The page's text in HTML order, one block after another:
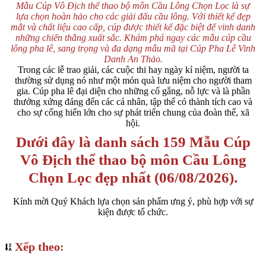
Mẫu Cúp Vô Địch thể thao bộ môn Cầu Lông Chọn Lọc là sự
lựa chọn hoàn hảo cho các giải đấu cầu lông. Với thiết kế đẹp
mắt và chất liệu cao cấp, cúp được thiết kế đặc biệt để vinh danh
những chiến thắng xuất sắc. Khám phá ngay các mẫu cúp cầu
lông pha lê, sang trọng và đa dạng mẫu mã tại Cúp Pha Lê Vinh
Danh An Thảo.
Trong các lễ trao giải, các cuộc thi hay ngày kỉ niệm, người ta
thường sử dụng nó như một món quà lưu niệm cho người tham
gia. Cúp pha lê đại diện cho những cố gắng, nỗ lực và là phần
thưởng xứng đáng đến các cá nhân, tập thể có thành tích cao và
cho sự cống hiến lớn cho sự phát triển chung của đoàn thể, xã
hội.
Dưới đây là danh sách 159 Mẫu Cúp
Vô Địch thể thao bộ môn Cầu Lông
Chọn Lọc đẹp nhất (06/08/2026).
Kính mời Quý Khách lựa chọn sản phẩm ưng ý, phù hợp với sự
kiện được tổ chức.
Xếp theo: